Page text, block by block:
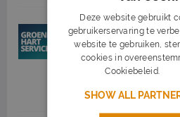
Offsetdrukker
Groene Hart Service
2.868 tot 3.770
Deze website gebruikt
gebruikerservaring te
website te gebruiken,
cookies in
Cookiebeleid.
SHOW ALL